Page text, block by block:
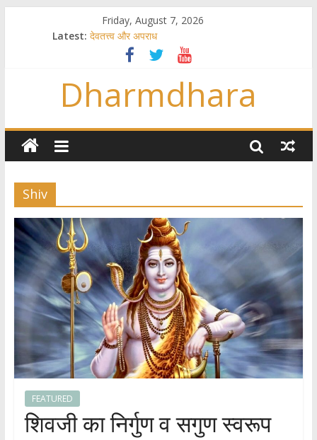
Friday, August 7, 2026
Latest: देवतत्त्व और अपराध
स्त्रियाँ वेदाधिकारिणी क्यों नहीं हैं
विश्व का सबसे बड़ा और वैज्ञानिक समय गणना तन्त्र
तुम्हीं हो माता, पिता तुम्हीं हो ??
गौ सेवा और राजयोग
Dharmdhara
Shiv
FEATURED
शिवजी का निर्गुण व सगुण स्वरूप